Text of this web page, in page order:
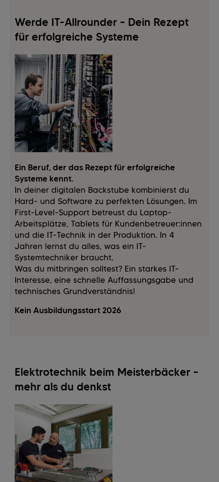
Werde IT-Allrounder – Dein Rezept
für erfolgreiche Systeme
Ein Beruf, der das Rezept für erfolgreiche
Systeme kennt.
In deiner digitalen Backstube kombinierst du
Hard- und Software zu perfekten Lösungen. Im
First-Level-Support betreust du Laptop-
Arbeitsplätze, Tablets für Kundenbetreuer:innen
und die IT-Technik in der Produktion. In 4
Jahren lernst du alles, was ein IT-
Systemtechniker braucht.
Was du mitbringen solltest? Ein starkes IT-
Interesse, eine schnelle Auffassungsgabe und
technisches Grundverständnis!
Kein Ausbildungsstart 2026
Elektrotechnik beim Meisterbäcker –
mehr als du denkst